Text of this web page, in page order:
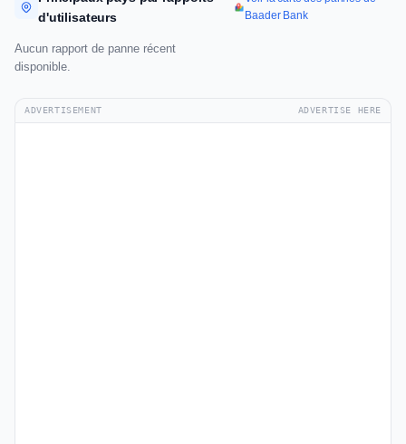
d'utilisateurs
Baader Bank
Aucun rapport de panne récent
disponible.
ADVERTISEMENT ADVERTISE HERE